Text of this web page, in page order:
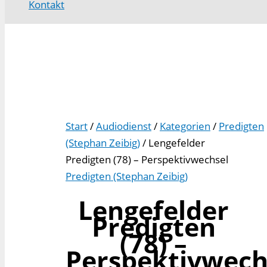
Kontakt
Start/Audiodienst/ Kategorien / Predigten
(Stephan Zeibig)/ Lengefelder
Predigten (78) – Perspektivwechsel
Predigten (Stephan Zeibig)
Lengefelder
Predigten
(78) –